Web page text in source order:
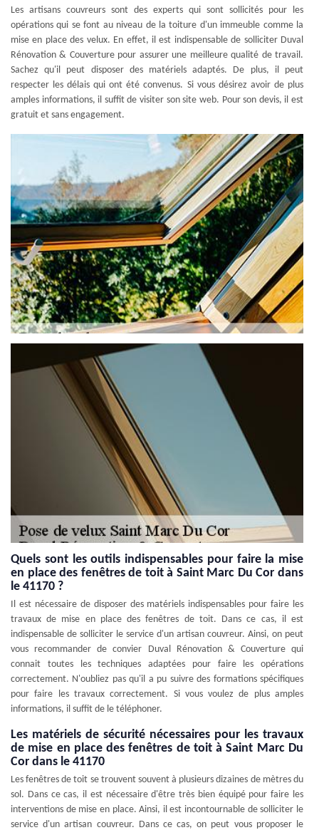
Les artisans couvreurs sont des experts qui sont sollicités pour les
opérations qui se font au niveau de la toiture d'un immeuble comme la
mise en place des velux. En effet, il est indispensable de solliciter Duval
Rénovation & Couverture pour assurer une meilleure qualité de travail.
Sachez qu'il peut disposer des matériels adaptés. De plus, il peut
respecter les délais qui ont été convenus. Si vous désirez avoir de plus
amples informations, il suffit de visiter son site web. Pour son devis, il est
gratuit et sans engagement.
Quels sont les outils indispensables pour faire la mise
en place des fenêtres de toit à Saint Marc Du Cor dans
le 41170 ?
Il est nécessaire de disposer des matériels indispensables pour faire les
travaux de mise en place des fenêtres de toit. Dans ce cas, il est
indispensable de solliciter le service d'un artisan couvreur. Ainsi, on peut
vous recommander de convier Duval Rénovation & Couverture qui
connait toutes les techniques adaptées pour faire les opérations
correctement. N'oubliez pas qu'il a pu suivre des formations spécifiques
pour faire les travaux correctement. Si vous voulez de plus amples
informations, il suffit de le téléphoner.
Les matériels de sécurité nécessaires pour les travaux
de mise en place des fenêtres de toit à Saint Marc Du
Cor dans le 41170
Les fenêtres de toit se trouvent souvent à plusieurs dizaines de mètres du
sol. Dans ce cas, il est nécessaire d'être très bien équipé pour faire les
interventions de mise en place. Ainsi, il est incontournable de solliciter le
service d'un artisan couvreur. Dans ce cas, on peut vous proposer le